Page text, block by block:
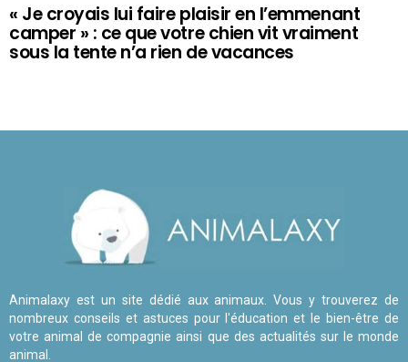
« Je croyais lui faire plaisir en l’emmenant
camper » : ce que votre chien vit vraiment
sous la tente n’a rien de vacances
Animalaxy est un site dédié aux animaux. Vous y trouverez de
nombreux conseils et astuces pour l'éducation et le bien-être de
votre animal de compagnie ainsi que des actualités sur le monde
animal.